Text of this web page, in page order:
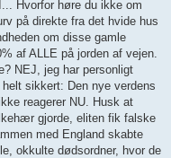
Hvorfor høre du ikke om
på direkte fra det hvide hus
om disse gamle
af ALLE på jorden af vejen.
NEJ, jeg har personligt
sikkert: Den nye verdens
reagerer NU. Husk at
gjorde, eliten fik falske
med England skabte
okkulte dødsordner, hvor de